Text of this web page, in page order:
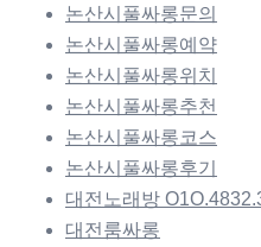
논산시풀싸롱문의
논산시풀싸롱예약
논산시풀싸롱위치
논산시풀싸롱추천
논산시풀싸롱코스
논산시풀싸롱후기
대전노래방
대전룸싸롱